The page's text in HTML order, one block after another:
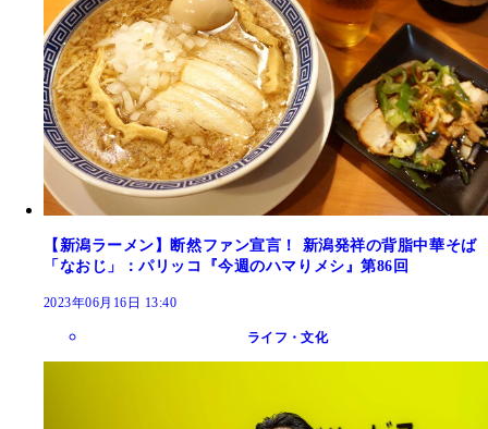
【新潟ラーメン】断然ファン宣言！ 新潟発祥の背脂中華そば
「なおじ」：パリッコ『今週のハマりメシ』第86回
2023年06月16日 13:40
ライフ・文化